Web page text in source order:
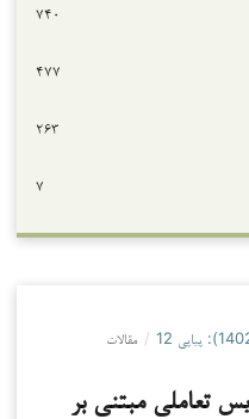
۷۴۰
۴۷۷
۲۶۳
۷
/ مقالات
تعاملی مبتنی بر